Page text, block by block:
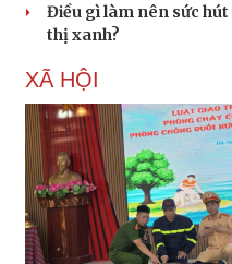
Điều gì làm nên sức
thị xanh?
XÃ HỘI